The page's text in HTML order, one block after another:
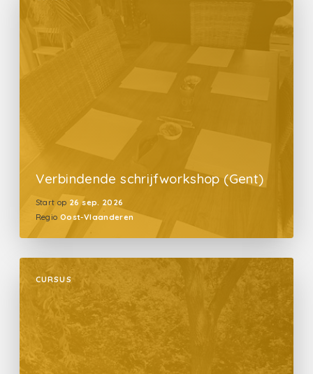
Verbindende schrijfworkshop (Gent)
Start op 26 sep. 2026
Regio Oost-Vlaanderen
CURSUS